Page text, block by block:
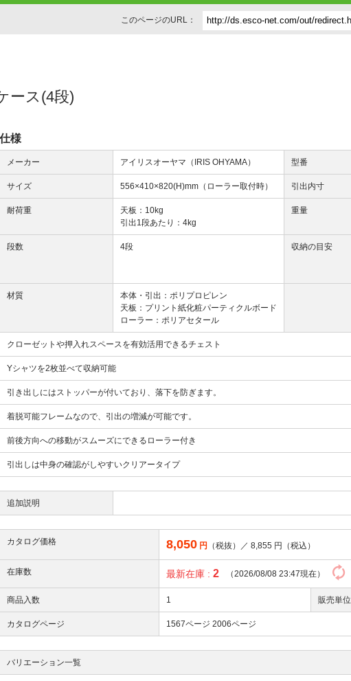
このページのURL：
ース(4段)
仕様
メーカー アイリスオーヤマ（IRIS OHYAMA） 型番
サイズ 556×410×820(H)mm（ローラー取付時） 引出内寸
耐荷重
天板：10kg
引出1段あたり：4kg
重量
段数 4段 収納の目安
材質
本体・引出：ポリプロピレン
天板：プリント紙化粧パーティクルボード
ローラー：ポリアセタール
クローゼットや押入れスペースを有効活用できるチェスト
Yシャツを2枚並べて収納可能
引き出しにはストッパーが付いており、落下を防ぎます。
着脱可能フレームなので、引出の増減が可能です。
前後方向への移動がスムーズにできるローラー付き
引出しは中身の確認がしやすいクリアータイプ
追加説明
カタログ価格 8,050 円 （税抜）／8,855 円（税込）
在庫数 最新在庫 :2 （2026/08/08 23:47現在）
商品入数 1 販売単位
カタログページ 1567ページ 2006ページ
バリエーション一覧